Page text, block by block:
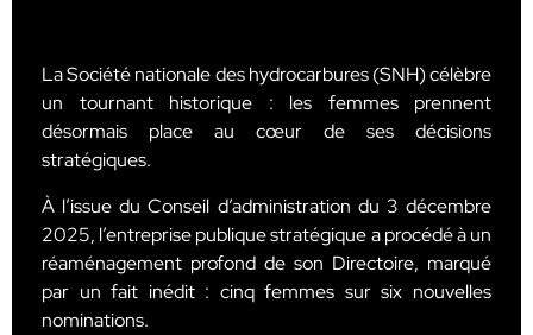
La Société nationale des hydrocarbures (SNH) célèbre
un tournant historique : les femmes prennent
désormais place au cœur de ses décisions
stratégiques.
À l’issue du Conseil d’administration du 3 décembre
2025, l’entreprise publique stratégique a procédé à un
réaménagement profond de son Directoire, marqué
par un fait inédit : cinq femmes sur six nouvelles
nominations.